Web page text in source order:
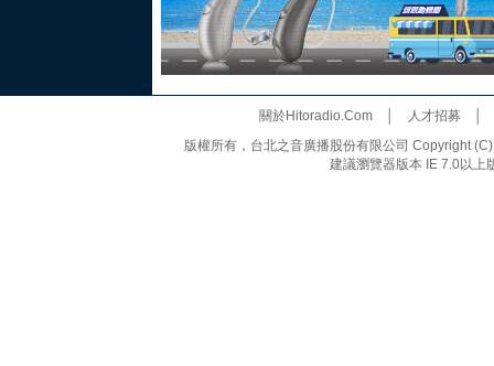
關於Hitoradio.Com│ 人才招募
版權所有，台北之音廣播股份有限公司 Copyright
建議瀏覽器版本 IE 7.0以上